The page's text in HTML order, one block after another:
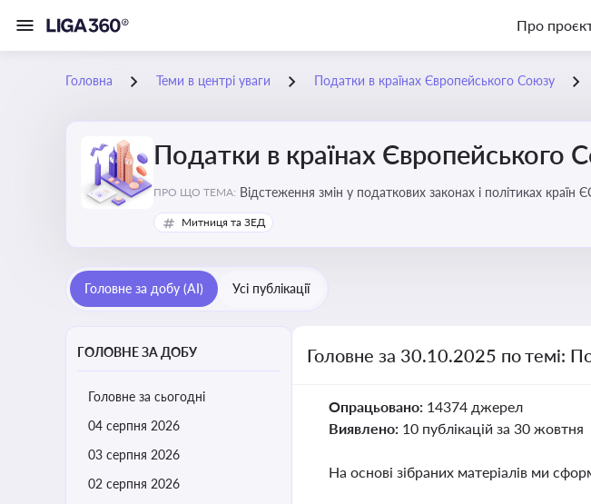
Про
Головна Теми в центрі уваги Податки в країнах Європейського Союзу
Податки в країнах Європейського
ПРО ЩО ТЕМА: Відстеження змін у податкових законах і політиках країн
Митниця та ЗЕД
Головне за добу (AI) Усі публікації
ГОЛОВНЕ ЗА ДОБУ
Головне за сьогодні
04 серпня 2026
03 серпня 2026
02 серпня 2026
Головне за 30.10.2025 по темі:
Опрацьовано: 14374 джерел
Виявлено: 10 публікацій за 30 жовтня
На основі зібраних матеріалів ми